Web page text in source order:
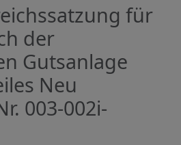
für
der
Gutsanlage
Neu
003-002i-